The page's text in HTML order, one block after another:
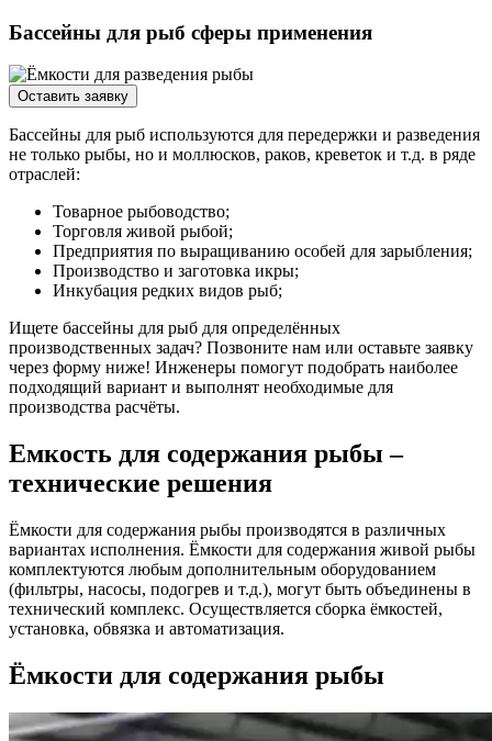
Бассейны для рыб сферы применения
Оставить заявку
Бассейны для рыб используются для передержки и разведения
не только рыбы, но и моллюсков, раков, креветок и т.д. в ряде
отраслей:
Товарное рыбоводство;
Торговля живой рыбой;
Предприятия по выращиванию особей для зарыбления;
Производство и заготовка икры;
Инкубация редких видов рыб;
Ищете бассейны для рыб для определённых
производственных задач? Позвоните нам или оставьте заявку
через форму ниже! Инженеры помогут подобрать наиболее
подходящий вариант и выполнят необходимые для
производства расчёты.
Емкость для содержания рыбы –
технические решения
Ёмкости для содержания рыбы производятся в различных
вариантах исполнения. Ёмкости для содержания живой рыбы
комплектуются любым дополнительным оборудованием
(фильтры, насосы, подогрев и т.д.), могут быть объединены в
технический комплекс. Осуществляется сборка ёмкостей,
установка, обвязка и автоматизация.
Ёмкости для содержания рыбы